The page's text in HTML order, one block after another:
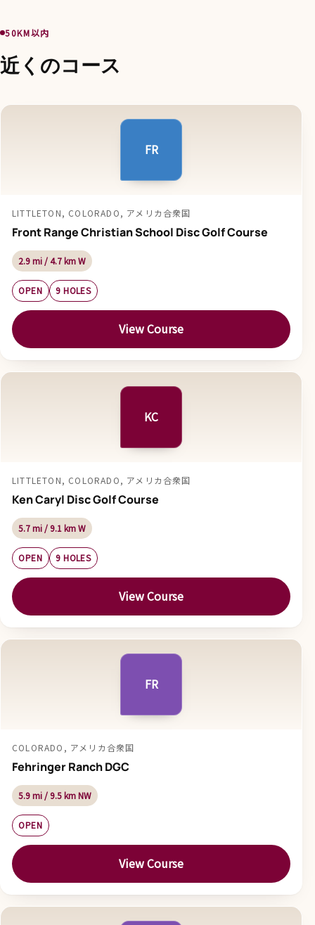
50KM以内
近くのコース
FR
LITTLETON, COLORADO, アメリカ合衆国
Front Range Christian School Disc Golf Course
2.9 mi / 4.7 km W
OPEN 9 HOLES
View Course
KC
LITTLETON, COLORADO, アメリカ合衆国
Ken Caryl Disc Golf Course
5.7 mi / 9.1 km W
OPEN 9 HOLES
View Course
FR
COLORADO, アメリカ合衆国
Fehringer Ranch DGC
5.9 mi / 9.5 km NW
OPEN
View Course